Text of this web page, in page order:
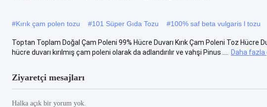
#Kırık çam polen tozu #101 Süper Gıda Tozu #100% saf beta vulgaris l tozu
Toptan Toplam Doğal Çam Poleni 99% Hücre Duvarı Kırık Çam Poleni Toz Hücre
hücre duvarı kırılmış çam poleni olarak da adlandırılır ve vahşi Pinus ....
Daha
Ziyaretçi mesajları
Halka açık bir yorum yok.